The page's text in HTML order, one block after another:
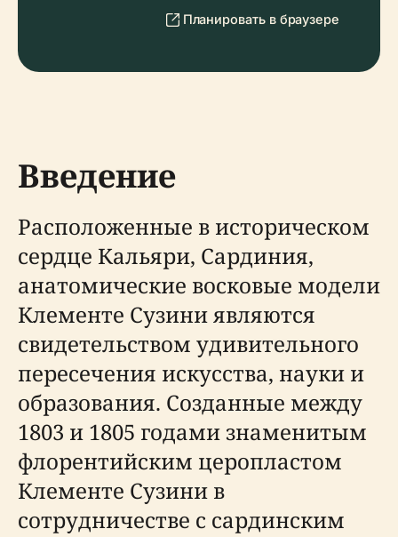
Планировать в браузере
Введение
Расположенные в историческом
сердце Кальяри, Сардиния,
анатомические восковые модели
Клементе Сузини являются
свидетельством удивительного
пересечения искусства, науки и
образования. Созданные между
1803 и 1805 годами знаменитым
флорентийским церопластом
Клементе Сузини в
сотрудничестве с сардинским